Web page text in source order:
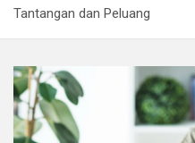
Tantangan dan Peluang